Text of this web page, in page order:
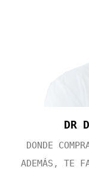
DR
DONDE
ADEMÁS, TE